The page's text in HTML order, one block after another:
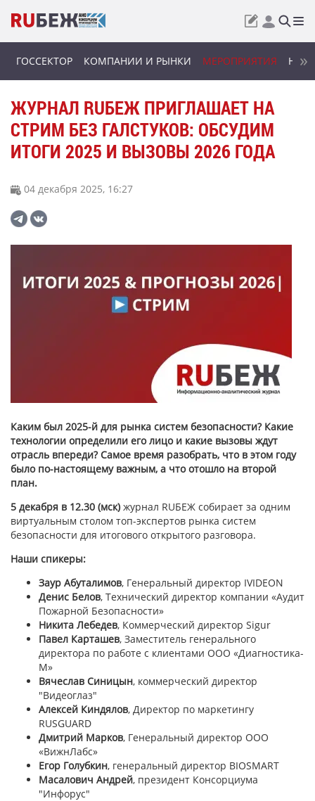
ГОССЕКТОР КОМПАНИИ И РЫНКИ МЕРОПРИЯТИЯ
ЖУРНАЛ RUБЕЖ ПРИГЛАШАЕТ НА
СТРИМ БЕЗ ГАЛСТУКОВ: ОБСУДИМ
ИТОГИ 2025 И ВЫЗОВЫ 2026 ГОДА
04 декабря 2025, 16:27
Каким был 2025-й для рынка систем безопасности? Какие
технологии определили его лицо и какие вызовы ждут
отрасль впереди? Самое время разобрать, что в этом году
было по-настоящему важным, а что отошло на второй
план.
5 декабря в 12.30 (мск)журнал RUБЕЖ собирает за одним
виртуальным столом топ-экспертов рынка систем
безопасности для итогового открытого разговора.
Наши спикеры:
Заур Абуталимов, Генеральный директор IVIDEON
Денис Белов, Технический директор компании «Аудит
Пожарной Безопасности»
Никита Лебедев, Коммерческий директор Sigur
Павел Карташев, Заместитель генерального
директора по работе с клиентами ООО «Диагностика-
М»
Вячеслав Синицын, коммерческий директор
"Видеоглаз"
Алексей Киндялов, Директор по маркетингу
RUSGUARD
Дмитрий Марков, Генеральный директор ООО
«ВижнЛабс»
Егор Голубкин, генеральный директор BIOSMART
Масалович Андрей, президент Консорциума
"Инфорус"